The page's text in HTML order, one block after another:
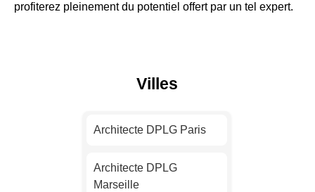
profiterez pleinement du potentiel offert par un tel expert.
Villes
Architecte DPLG Paris
Architecte DPLG
Marseille